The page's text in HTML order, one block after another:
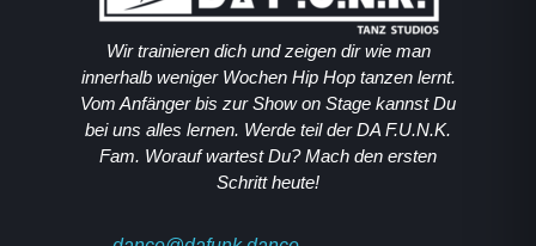
Wir trainieren dich und zeigen dir wie man
innerhalb weniger Wochen Hip Hop tanzen lernt.
Vom Anfänger bis zur Show on Stage kannst Du
bei uns alles lernen. Werde teil der DA F.U.N.K.
Fam. Worauf wartest Du? Mach den ersten
Schritt heute!